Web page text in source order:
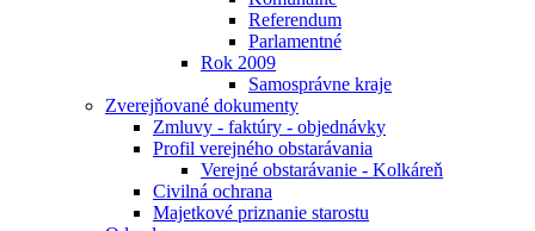
Referendum
Parlamentné
Rok 2009
Samosprávne kraje
Zverejňované dokumenty
Zmluvy - faktúry - objednávky
Profil verejného obstarávania
Verejné obstarávanie - Kolkáreň
Civilná ochrana
Majetkové priznanie starostu